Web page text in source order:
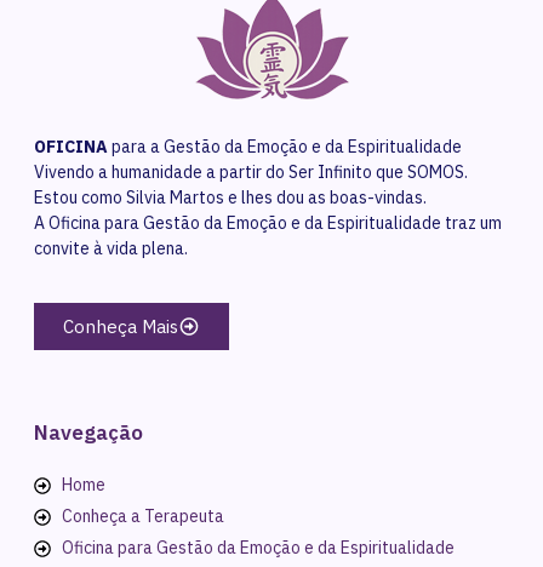
OFICINApara a Gestão da Emoção e da Espiritualidade
Vivendo a humanidade a partir do Ser Infinito que SOMOS.
Estou como Silvia Martos e lhes dou as boas-vindas.
A Oficina para Gestão da Emoção e da Espiritualidade traz um
convite à vida plena.
Conheça Mais
Navegação
Home
Conheça a Terapeuta
Oficina para Gestão da Emoção e da Espiritualidade